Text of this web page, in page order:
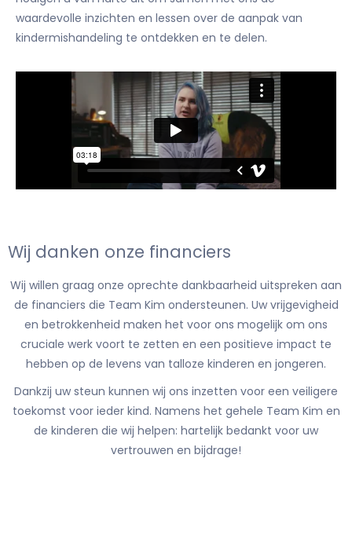
waardevolle inzichten en lessen over de aanpak van
kindermishandeling te ontdekken en te delen.
Wij danken onze financiers
Wij willen graag onze oprechte dankbaarheid uitspreken aan
de financiers die Team Kim ondersteunen. Uw vrijgevigheid
en betrokkenheid maken het voor ons mogelijk om ons
cruciale werk voort te zetten en een positieve impact te
hebben op de levens van talloze kinderen en jongeren.
Dankzij uw steun kunnen wij ons inzetten voor een veiligere
toekomst voor ieder kind. Namens het gehele Team Kim en
de kinderen die wij helpen: hartelijk bedankt voor uw
vertrouwen en bijdrage!